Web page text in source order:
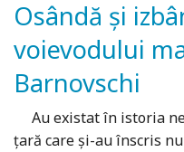
Osândă şi
voievodului
Barnovschi
Au existat în istoria
ţară care şi-au înscris